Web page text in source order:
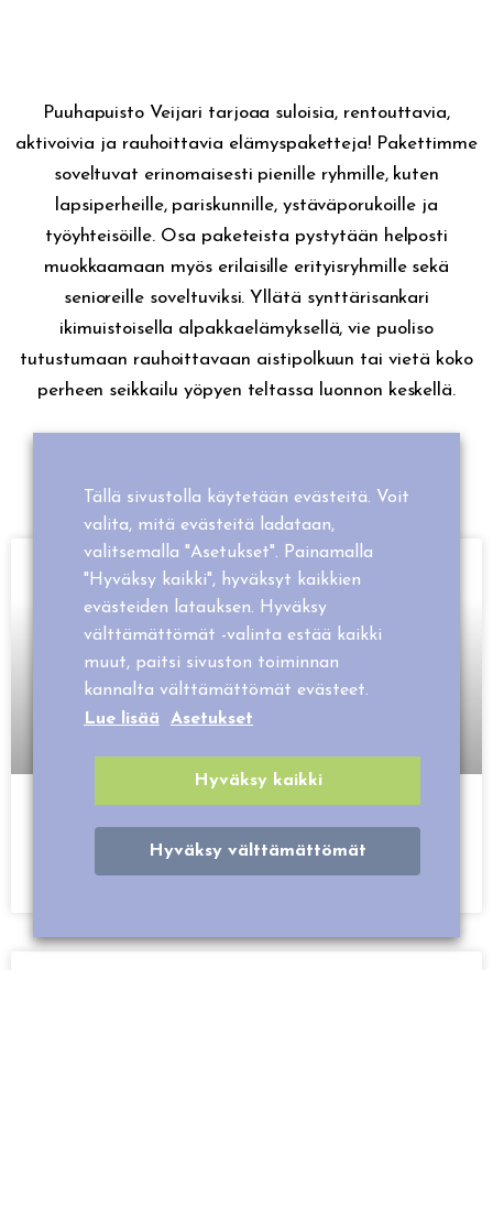
Puuhapuisto Veijari tarjoaa suloisia, rentouttavia,
aktivoivia ja rauhoittavia elämyspaketteja! Pakettimme
soveltuvat erinomaisesti pienille ryhmille, kuten
lapsiperheille, pariskunnille, ystäväporukoille ja
työyhteisöille. Osa paketeista pystytään helposti
muokkaamaan myös erilaisille erityisryhmille sekä
senioreille soveltuviksi. Yllätä synttärisankari
ikimuistoisella alpakkaelämyksellä, vie puoliso
tutustumaan rauhoittavaan aistipolkuun tai vietä koko
perheen seikkailu yöpyen teltassa luonnon keskellä.
IKIMUISTOINEN ALPAKKAELÄMYS
Tällä sivustolla käytetään evästeitä. Voit
valita, mitä evästeitä ladataan,
valitsemalla "Asetukset". Painamalla
"Hyväksy kaikki", hyväksyt kaikkien
evästeiden latauksen. Hyväksy
välttämättömät -valinta estää kaikki
muut, paitsi sivuston toiminnan
kannalta välttämättömät evästeet.
Lue lisää
Asetukset
Hyväksy kaikki
Hyväksy välttämättömät